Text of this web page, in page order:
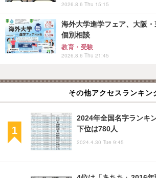
2026.8.6 Thu 15:15
海外大学進学フェア、大阪
個別相談
教育・受験
2026.8.6 Thu 21:45
その他アクセスランキン
2024年全国名字ランキ
下位は780人
2024.4.30 Tue 9:45